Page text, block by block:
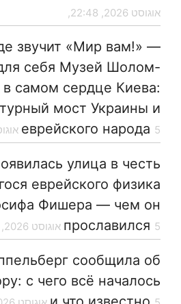
אוגוסט 2026, 22:48,
звучит «Мир вам!» —
себя Музей Шолом-
самом сердце Киева:
мост Украины и
еврейского народа 5 אוגוסט 2026, 21:55,
улица в честь
еврейского физика
Фишера — чем он
прославился 5 אוגוסט 2026, 20:53,
сообщила об
с чего всё началось